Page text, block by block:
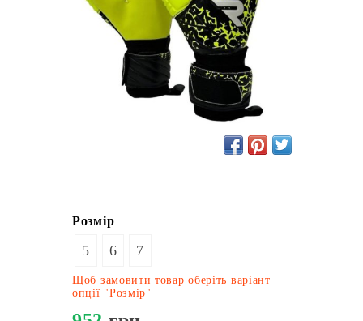
Розмір
5 6 7
Щоб замовити товар оберіть варіант
опції "Розмір"